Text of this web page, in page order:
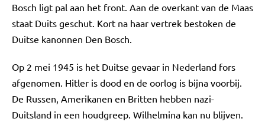
Bosch ligt pal aan het front. Aan de overkant van de Maas
staat Duits geschut. Kort na haar vertrek bestoken de
Duitse kanonnen Den Bosch.
Op 2 mei 1945 is het Duitse gevaar in Nederland fors
afgenomen. Hitler is dood en de oorlog is bijna voorbij.
De Russen, Amerikanen en Britten hebben nazi-
Duitsland in een houdgreep. Wilhelmina kan nu blijven.